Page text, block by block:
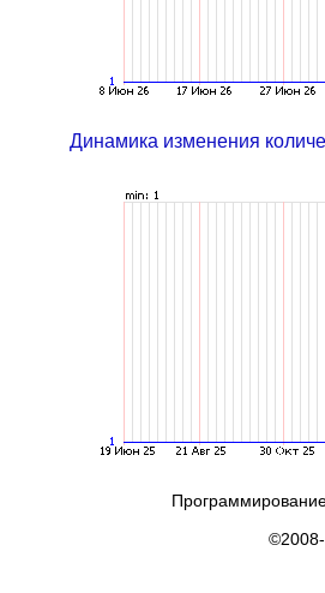
Динамика изменения